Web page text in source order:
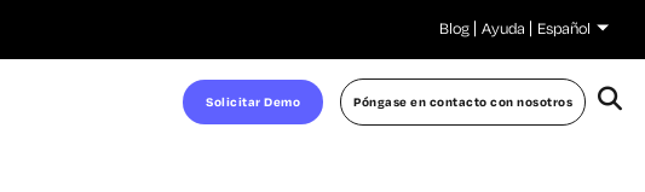
Blog Ayuda Español
Solicitar Demo Póngase en contacto con nosotros